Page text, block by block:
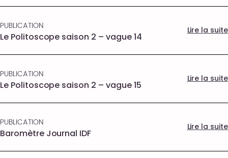
PUBLICATION
Le Politoscope saison 2 – vague 14
Lire la suite
PUBLICATION
Le Politoscope saison 2 – vague 15
Lire la suite
PUBLICATION
Baromètre Journal IDF
Lire la suite